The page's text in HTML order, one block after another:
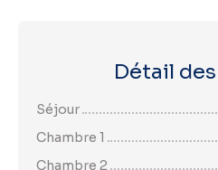
Détail des
Séjour
Chambre 1
Chambre 2